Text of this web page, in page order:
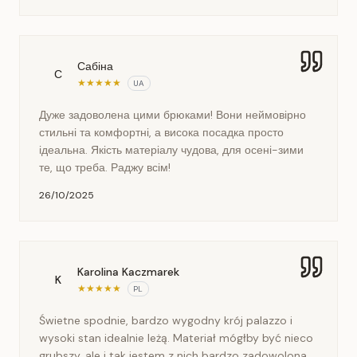
С
Сабіна
★★★★★ UA
Дуже задоволена цими брюками! Вони неймовірно
стильні та комфортні, а висока посадка просто
ідеальна. Якість матеріалу чудова, для осені-зими
те, що треба. Раджу всім!
26/10/2025
K
Karolina Kaczmarek
★★★★★ PL
Świetne spodnie, bardzo wygodny krój palazzo i
wysoki stan idealnie leżą. Materiał mógłby być nieco